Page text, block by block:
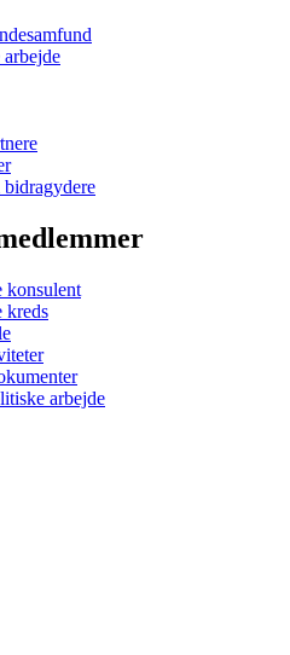
konsulent
kreds
arbejde